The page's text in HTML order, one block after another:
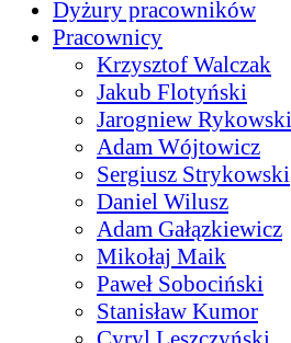
Dyżury pracowników
Pracownicy
Krzysztof Walczak
Jakub Flotyński
Jarogniew Rykowski
Adam Wójtowicz
Sergiusz Strykowski
Daniel Wilusz
Adam Gałązkiewicz
Mikołaj Maik
Paweł Sobociński
Stanisław Kumor